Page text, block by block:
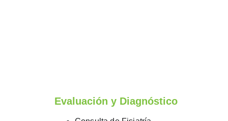
Evaluación y Diagnóstico